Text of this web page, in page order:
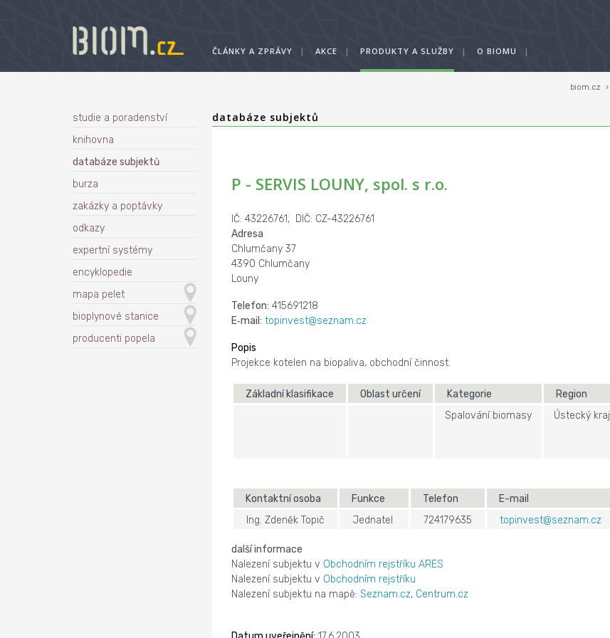
ČLÁNKY A ZPRÁVY | AKCE | PRODUKTY A SLUŽBY | O BIOMU |
biom.cz ›
studie a poradenství
knihovna
databáze subjektů
burza
zakázky a poptávky
odkazy
expertní systémy
encyklopedie
mapa pelet
bioplynové stanice
producenti popela
databáze subjektů
P - SERVIS LOUNY, spol. s r.o.
IČ: 43226761, DIČ: CZ-43226761
Adresa
Chlumčany 37
4390 Chlumčany
Louny
Telefon: 415691218
E‑mail: topinvest@seznam.cz
Popis
Projekce kotelen na biopaliva, obchodní činnost.
Základní klasifikace Oblast určení Kategorie
Region
Spalování biomasy
Ústecký kraj
Kontaktní osoba Funkce Telefon
E-mail
Ing. Zdeněk Topič
Jednatel 724179635 topinvest@seznam.cz
další informace
Nalezení subjektu v Obchodním rejstříku ARES
Nalezení subjektu v Obchodním rejstříku
Nalezení subjektu na mapě: Seznam.cz, Centrum.cz